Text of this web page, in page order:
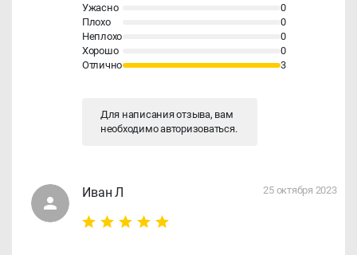
Иван Л 25 октября 2023
Ужасно
0
Плохо
0
Неплохо
0
Хорошо
0
Отлично
3
Для написания отзыва, вам
необходимоавторизоваться.